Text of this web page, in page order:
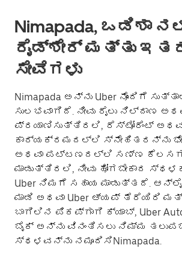
Nimapada, ಒಡಿಶಾ
ರೈಡ್‌ಶೇರ್ ಮತ್ತು
ಸೇವೆಗಳು
Nimapada ಅನ್ನು Uber ನೊಂದಿಗೆ
ಸುಲಭವಾಗಿದೆ. ನೀವು ರೈಲು ನಿಲ್ದಾಣ
ಪ್ರಯಾಣಿಸುತ್ತಿರಲಿ, ರೆಸ್ಟೋರೆಂಟ್
ಕಾರ್ಯಕ್ರಮದಲ್ಲಿ ಸ್ನೇಹಿತರನ್ನು
ಅಥವಾ ಪಟ್ಟಣದಲ್ಲಿ ಸಣ್ಣ
ಮಾಡುತ್ತಿರಲಿ, ನೀವು ಹೋಗಬೇಕಾದ
Uber ನಿಮಗೆ ಸಹಾಯ ಮಾಡುತ್ತದೆ.
ಮಾಡಿ ಅಥವಾ Uber ಆ್ಯಪ್ ತೆರೆಯಿರಿ
ಬಾಗಿಲಿನ ಪಿಕಪ್‌ಗಾಗಿ ಕ್ಯಾಬ್, Uber
ಬೈಕ್ ಅನ್ನು ವಿನಂತಿಸಲು ನಿಮ್ಮ
ಸ್ಥಳವನ್ನು ನಮೂದಿಸಿNimapada.